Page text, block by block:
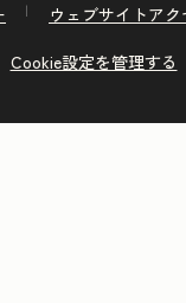
ウェブサイトア
Cookie設定を管理する